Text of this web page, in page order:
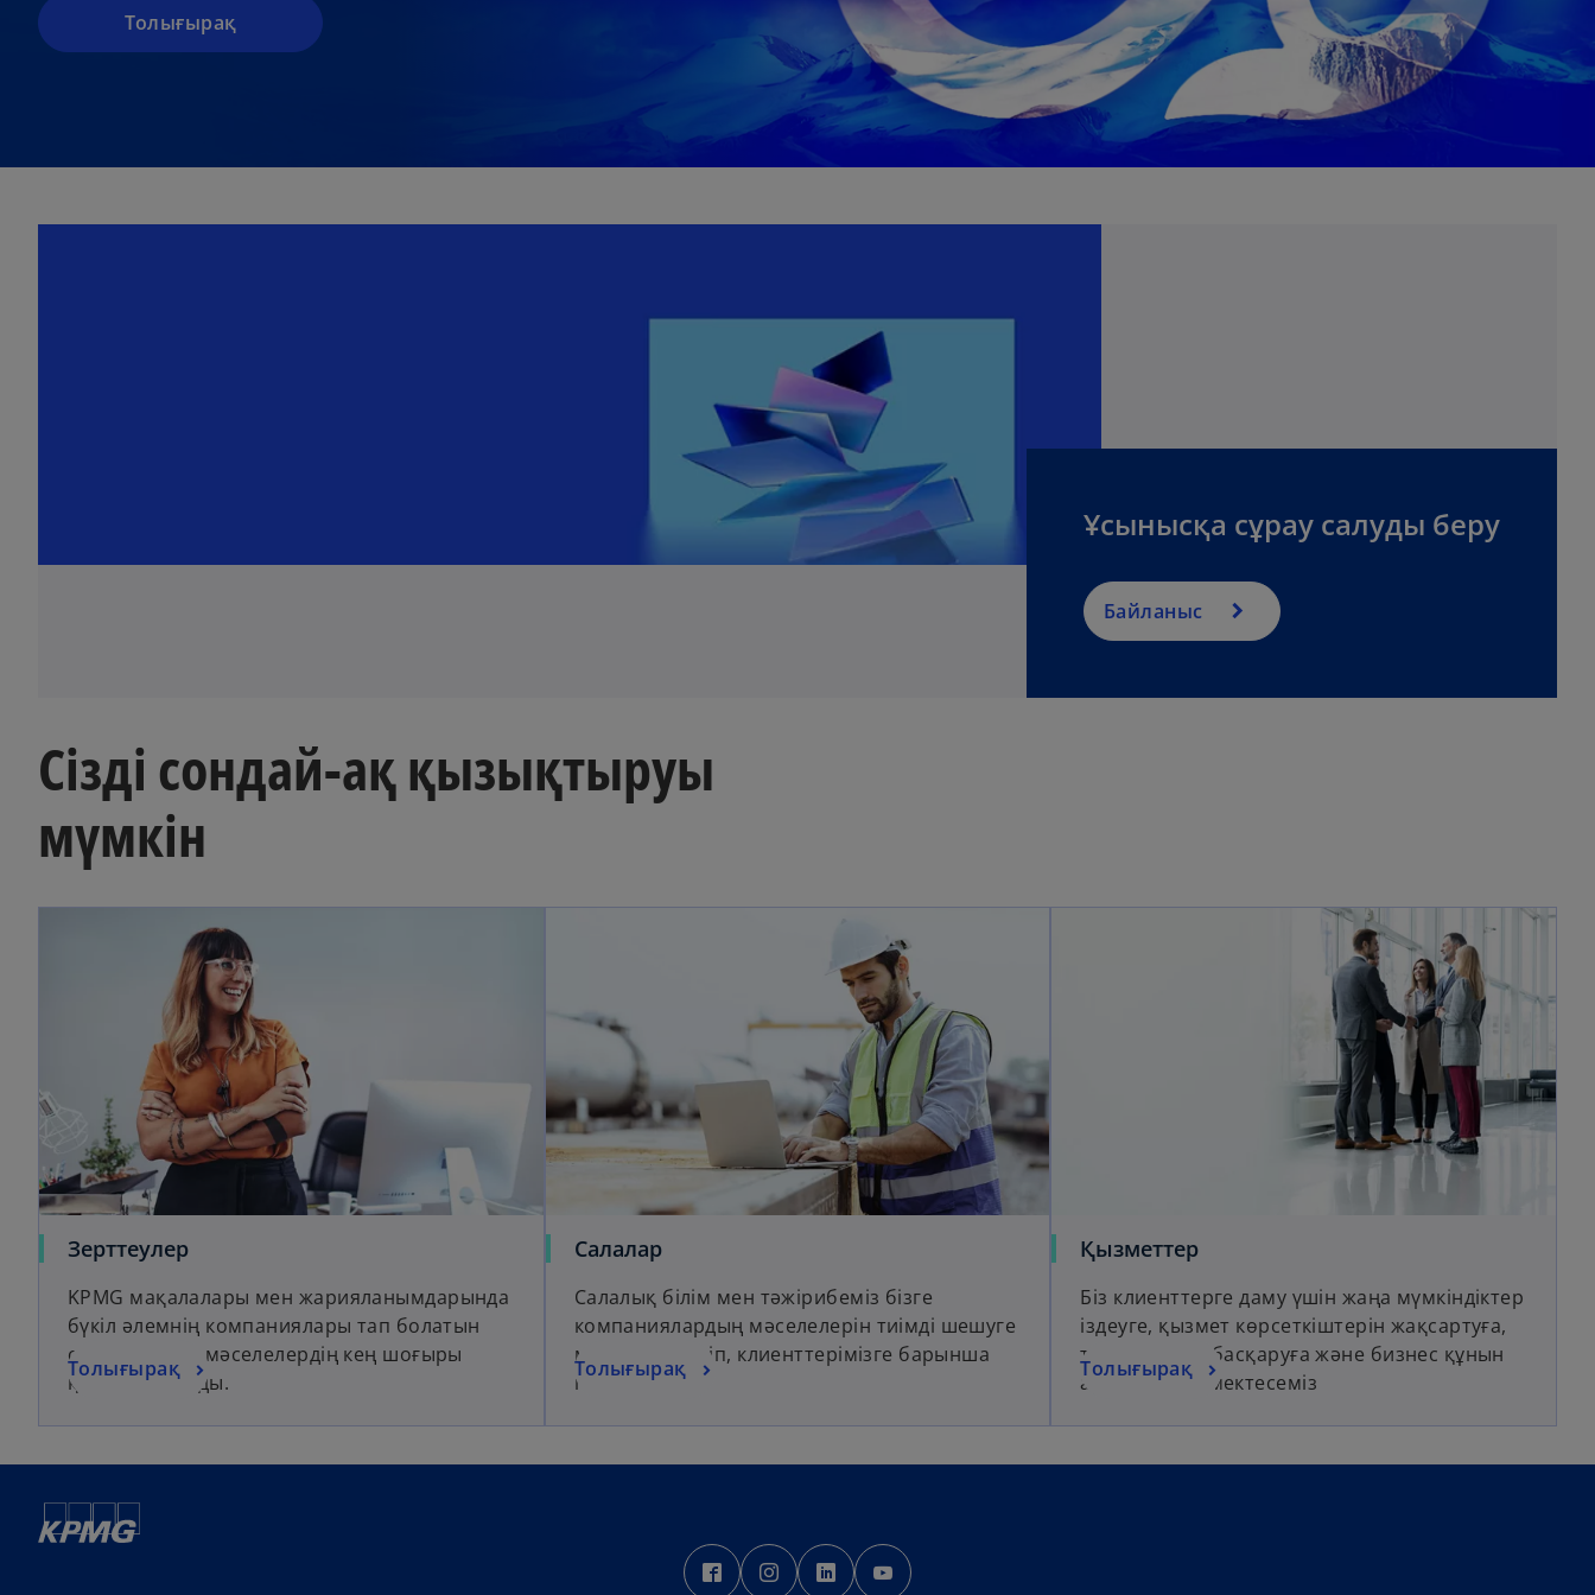
Толығырақ
Ұсынысқа сұрау салуды беру
Байланыс
Сізді сондай-ақ қызықтыруы
мүмкін
Зерттеулер
KPMG мақалалары мен жарияланымдарында
бүкіл әлемнің компаниялары тап болатын
сұрақтар мен мәселелердің кең шоғыры
қарастырылады.
Толығырақ
Салалар
Салалық білім мен тәжірибеміз бізге
компаниялардың мәселелерін тиімді шешуге
мүмкіндік беріп, клиенттерімізге барынша
пайда әкеледі
Толығырақ
Қызметтер
Біз клиенттерге даму үшін жаңа мүмкіндіктер
іздеуге, қызмет көрсеткіштерін жақсартуға,
тәуекелдерді басқаруға және бизнес құнын
арттыруға көмектесеміз
Толығырақ
o
p
o
p
o
p
p